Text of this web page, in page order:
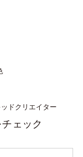
ドクリエイター
ェック